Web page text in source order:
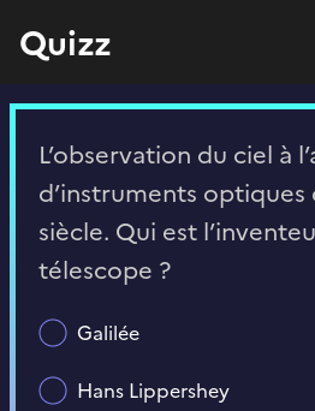
Quizz
L’observation du ciel à
d’instruments
siècle. Qui est
télescope ?
Galilée
Hans Lippershey